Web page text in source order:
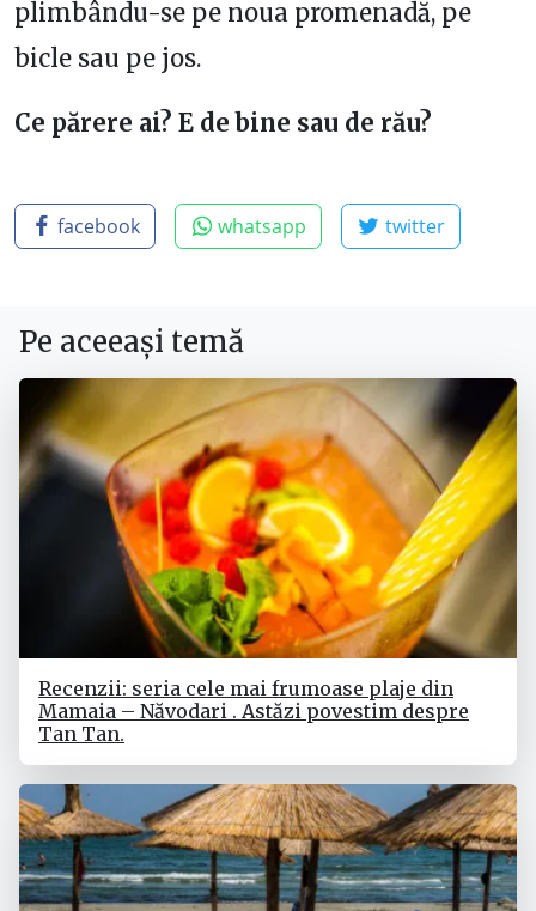
plimbându-se pe noua promenadă, pe
bicle sau pe jos.
Ce părere ai? E de bine sau de rău?
facebook whatsapp twitter
Pe aceeași temă
Recenzii: seria cele mai frumoase plaje din
Mamaia – Năvodari . Astăzi povestim despre
Tan Tan.